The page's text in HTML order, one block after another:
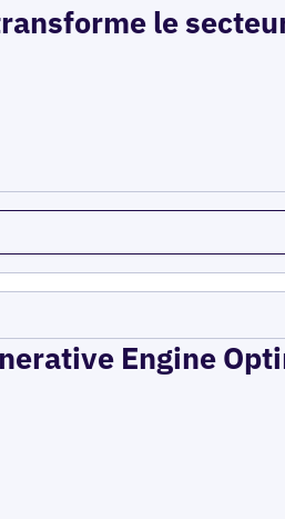
le
Engine